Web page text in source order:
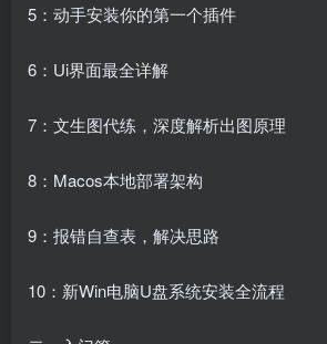
5：动手安装你的第一个插件
6：Ui界面最全详解
7：文生图代练，深度解析出图原理
8：Macos本地部署架构
9：报错自查表，解决思路
10：新Win电脑U盘系统安装全流程